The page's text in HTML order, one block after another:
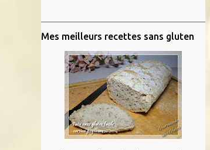
Mes meilleurs recettes sans gluten